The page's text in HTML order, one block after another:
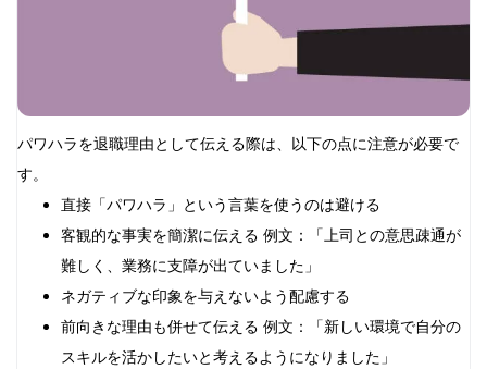
パワハラを退職理由として伝える際は、以下の点に注意が必要で
す。
直接「パワハラ」という言葉を使うのは避ける
客観的な事実を簡潔に伝える 例文：「上司との意思疎通が
難しく、業務に支障が出ていました」
ネガティブな印象を与えないよう配慮する
前向きな理由も併せて伝える 例文：「新しい環境で自分の
スキルを活かしたいと考えるようになりました」